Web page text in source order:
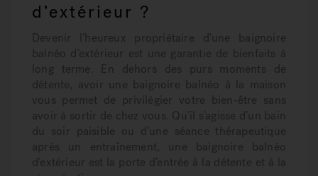
d’extérieur ?
Devenir l’heureux propriétaire d'une baignoire
balnéo d’extérieur est une garantie de bienfaits à
long terme. En dehors des purs moments de
détente, avoir une baignoire balnéo à la maison
vous permet de privilégier votre bien-être sans
avoir à sortir de chez vous. Qu’il s’agisse d’un bain
du soir paisible ou d’une séance thérapeutique
après un entraînement, une baignoire balnéo
d’extérieur est la porte d’entrée à la détente et à la